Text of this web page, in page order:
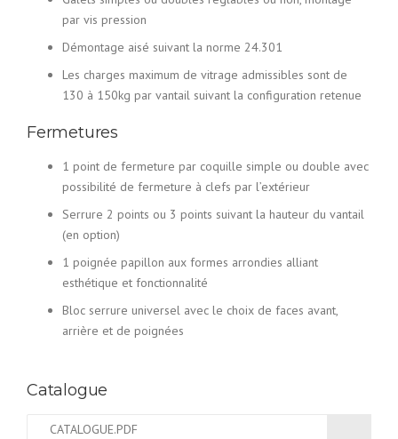
par vis pression
Démontage aisé suivant la norme 24.301
Les charges maximum de vitrage admissibles sont de
130 à 150kg par vantail suivant la configuration retenue
Fermetures
1 point de fermeture par coquille simple ou double avec
possibilité de fermeture à clefs par l’extérieur
Serrure 2 points ou 3 points suivant la hauteur du vantail
(en option)
1 poignée papillon aux formes arrondies alliant
esthétique et fonctionnalité
Bloc serrure universel avec le choix de faces avant,
arrière et de poignées
Catalogue
CATALOGUE.PDF